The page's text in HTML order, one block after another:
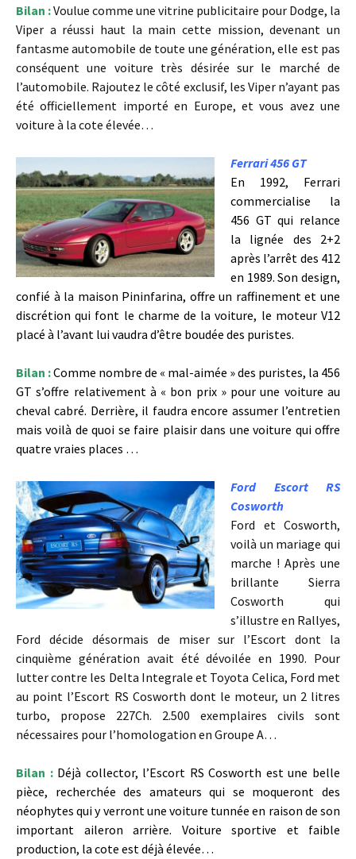
Bilan :Voulue comme une vitrine publicitaire pour Dodge, la
Viper a réussi haut la main cette mission, devenant un
fantasme automobile de toute une génération, elle est pas
conséquent une voiture très désirée sur le marché de
l’automobile. Rajoutez le côté exclusif, les Viper n’ayant pas
été officiellement importé en Europe, et vous avez une
voiture à la cote élevée…
Ferrari 456 GT
En 1992, Ferrari
commercialise la
456 GT qui relance
la lignée des 2+2
après l’arrêt des 412
en 1989. Son design,
confié à la maison Pininfarina, offre un raffinement et une
discrétion qui font le charme de la voiture, le moteur V12
placé à l’avant lui vaudra d’être boudée des puristes.
Bilan :Comme nombre de « mal-aimée » des puristes, la 456
GT s’offre relativement à « bon prix » pour une voiture au
cheval cabré. Derrière, il faudra encore assumer l’entretien
mais voilà de quoi se faire plaisir dans une voiture qui offre
quatre vraies places …
Ford Escort RS
Cosworth
Ford et Cosworth,
voilà un mariage qui
marche ! Après une
brillante Sierra
Cosworth qui
s’illustre en Rallyes,
Ford décide désormais de miser sur l’Escort dont la
cinquième génération avait été dévoilée en 1990. Pour
lutter contre les Delta Integrale et Toyota Celica, Ford met
au point l’Escort RS Cosworth dont le moteur, un 2 litres
turbo, propose 227Ch. 2.500 exemplaires civils sont
nécessaires pour l’homologation en Groupe A…
Bilan : Déjà collector, l’Escort RS Cosworth est une belle
pièce, recherchée des amateurs qui se moqueront des
néophytes qui y verront une voiture tunnée en raison de son
important aileron arrière. Voiture sportive et faible
production, la cote est déjà élevée…